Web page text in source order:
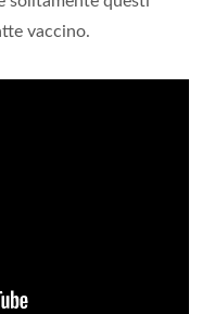
vaccino.